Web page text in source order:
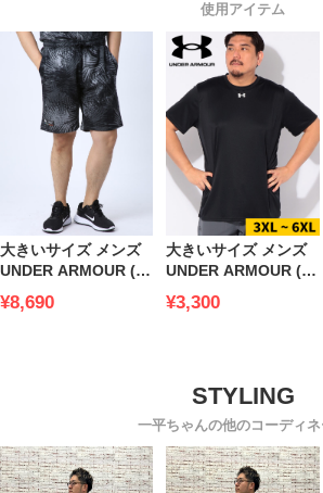
使用アイテム
大きいサイズ メンズ
UNDER ARMOUR (ア
規格 LOOSE 裏起毛
¥8,690
大きいサイズ メンズ
UNDER ARMOUR (ア
規格 LOOSE ワンポイ
ニングウェア スポー
ツウェア 運動着
¥3,300
一平ちゃんの他のコーディネ